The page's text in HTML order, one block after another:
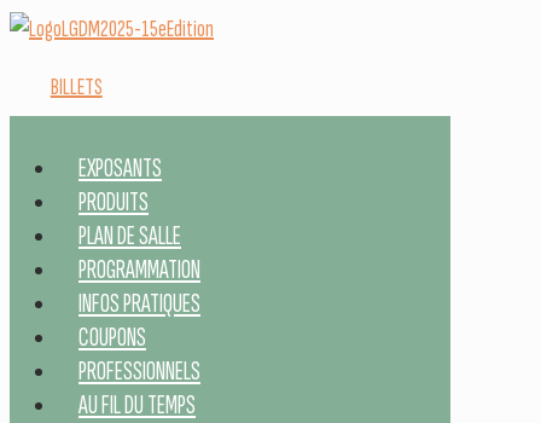
BILLETS
EXPOSANTS
PRODUITS
PLAN DE SALLE
PROGRAMMATION
INFOS PRATIQUES
COUPONS
PROFESSIONNELS
AU FIL DU TEMPS